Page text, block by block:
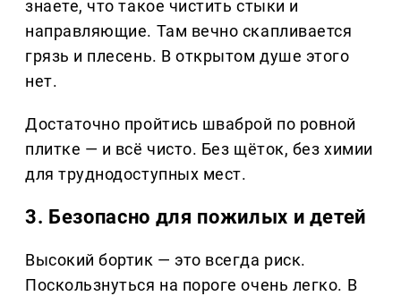
знаете, что такое чистить стыки и
направляющие. Там вечно скапливается
грязь и плесень. В открытом душе этого
нет.
Достаточно пройтись шваброй по ровной
плитке — и всё чисто. Без щёток, без химии
для труднодоступных мест.
3. Безопасно для пожилых и детей
Высокий бортик — это всегда риск.
Поскользнуться на пороге очень легко. В